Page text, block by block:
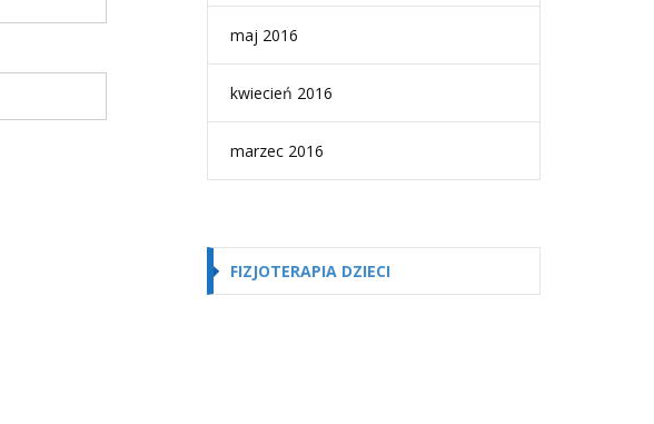
maj 2016
kwiecień 2016
marzec 2016
FIZJOTERAPIA DZIECI